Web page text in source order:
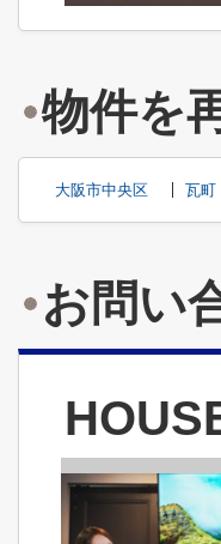
物件を
大阪市中央区 瓦町
お問い